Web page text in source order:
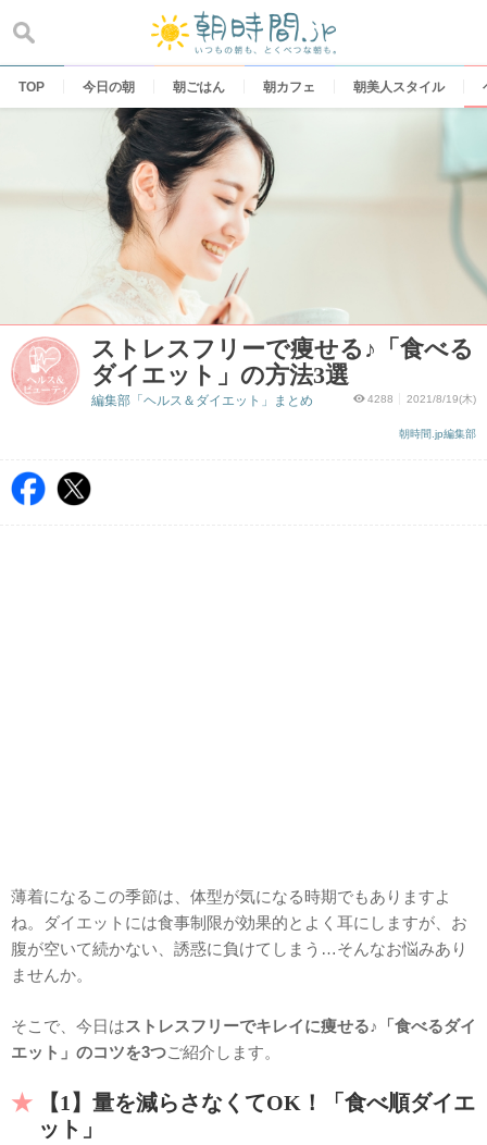
content
TOP 今日の朝 朝ごはん 朝カフェ 朝美人スタイル
ストレスフリーで痩せる♪「食べる
ダイエット」の方法3選
4288 2021/8/19(木)
朝時間.jp編集部
編集部「ヘルス＆ダイエット」まとめ
薄着になるこの季節は、体型が気になる時期でもありますよ
ね。ダイエットには食事制限が効果的とよく耳にしますが、お
腹が空いて続かない、誘惑に負けてしまう…そんなお悩みあり
ませんか。
そこで、今日はストレスフリーでキレイに痩せる♪「食べるダイ
エット」のコツを3つご紹介します。
【1】量を減らさなくてOK！「食べ順ダイエ
ット」